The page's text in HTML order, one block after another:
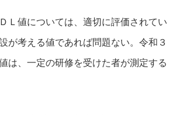
Ｌ値については、適切に評価されてい
が考える値であれば問題ない。令和３
は、一定の研修を受けた者が測定する